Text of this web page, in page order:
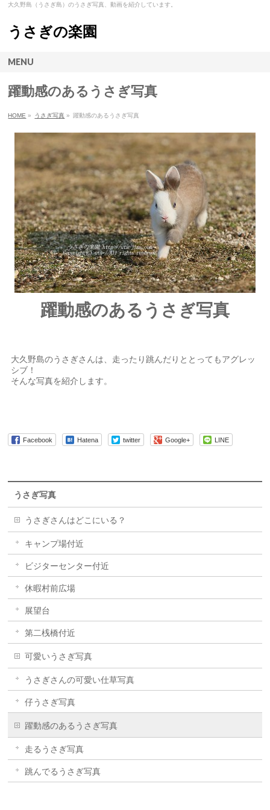
大久野島（うさぎ島）のうさぎ写真、動画を紹介しています。
うさぎの楽園
MENU
躍動感のあるうさぎ写真
HOME » うさぎ写真 » 躍動感のあるうさぎ写真
躍動感のあるうさぎ写真
大久野島のうさぎさんは、走ったり跳んだりととってもアグレッ
シブ！
そんな写真を紹介します。
Facebook Hatena twitter Google+ LINE
うさぎ写真
うさぎさんはどこにいる？
キャンプ場付近
ビジターセンター付近
休暇村前広場
展望台
第二桟橋付近
可愛いうさぎ写真
うさぎさんの可愛い仕草写真
仔うさぎ写真
躍動感のあるうさぎ写真
走るうさぎ写真
跳んでるうさぎ写真